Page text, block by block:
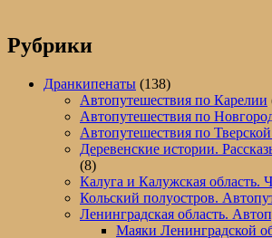
в
Узбекистан.Часть
Придонная.
Каракалпакия.
Муйнак.
Аральское
море.
Рубрики
Дранкипенаты (138)
Автопутешествия по Карелии
Автопутешествия по
Автопутешествия по
Деревенские истории.
(8)
Калуга и Калужская область.
Кольский полуостров.
Ленинградская область.
Маяки Ленинградской